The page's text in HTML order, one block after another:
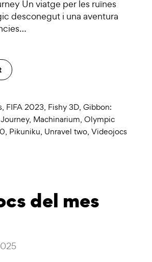
Un viatge per les ruïnes
desconegut i una aventura
, FIFA 2023, Fishy 3D, Gibbon:
Journey, Machinarium, Olympic
, Pikuniku, Unravel two, Videojocs
del mes